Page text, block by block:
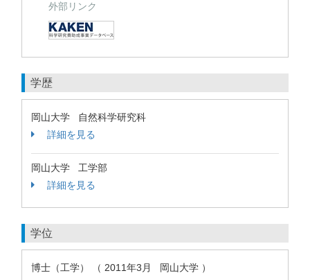
外部リンク
学歴
岡山大学 自然科学研究科
詳細を見る
岡山大学 工学部
詳細を見る
学位
博士（工学） （ 2011年3月 岡山大学 ）